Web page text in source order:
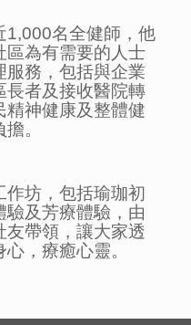
1,000名全健師，他
區為有需要的人士
服務，包括與企業
長者及接收醫院轉
精神健康及整體健
。
作坊，包括瑜珈初
驗及芳療體驗，由
友帶領，讓大家透
，療癒心靈。